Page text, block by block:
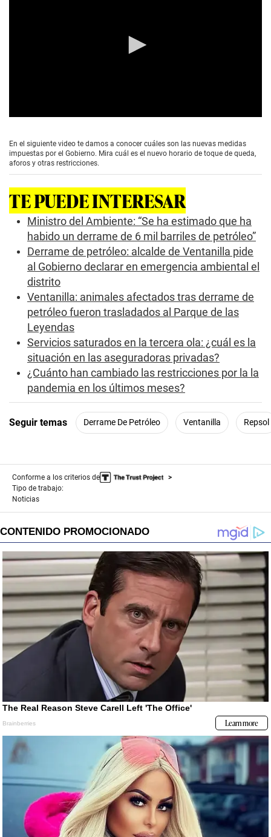
e
c
o
s
o
En el siguiente video te damos a conocer cuáles son las nuevas medidas
impuestas por el Gobierno. Mira cuál es el nuevo horario de toque de queda,
aforos y otras restricciones.
TE PUEDE INTERESAR
Ministro del Ambiente: “Se ha estimado que ha
habido un derrame de 6 mil barriles de petróleo”
Derrame de petróleo: alcalde de Ventanilla pide
al Gobierno declarar en emergencia ambiental el
distrito
Ventanilla: animales afectados tras derrame de
petróleo fueron trasladados al Parque de las
Leyendas
Servicios saturados en la tercera ola: ¿cuál es la
situación en las aseguradoras privadas?
¿Cuánto han cambiado las restricciones por la la
pandemia en los últimos meses?
Seguir temas Derrame De Petróleo Ventanilla Repsol
Conforme a los criterios de
Tipo de trabajo:
Noticias